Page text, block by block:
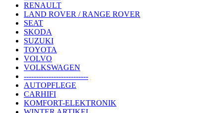
RENAULT
LAND ROVER / RANGE ROVER
SEAT
SKODA
SUZUKI
TOYOTA
VOLVO
VOLKSWAGEN
--------------------------
AUTOPFLEGE
CARHIFI
KOMFORT-ELEKTRONIK